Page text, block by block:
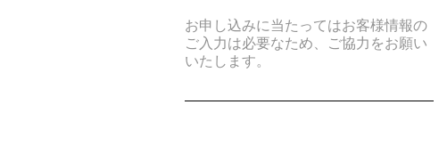
お申し込みに当たってはお客様情報の
ご入力は必要なため、ご協力をお願い
いたします。